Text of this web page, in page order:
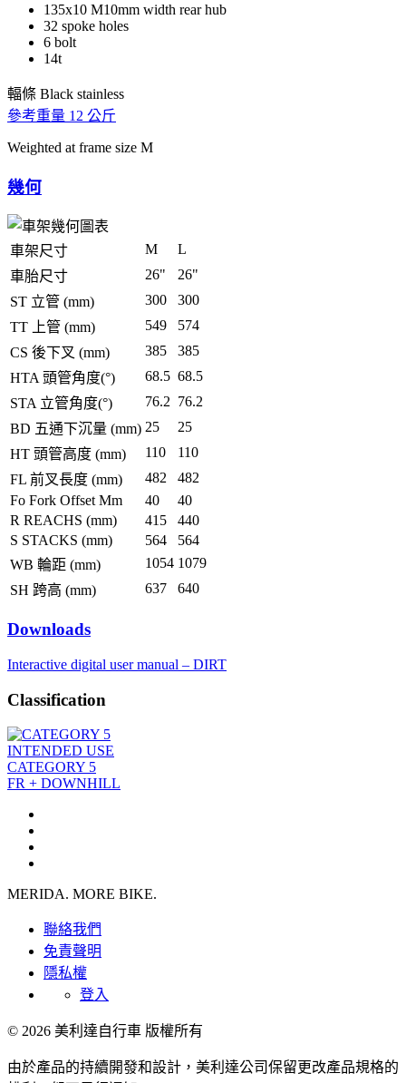
135x10 M10mm width rear hub
32 spoke holes
6 bolt
14t
輻條 Black stainless
參考重量 12 公斤
Weighted at frame size M
幾何
車架尺寸 M
L
車胎尺寸
26"
26"
ST 立管 (mm)
300
300
TT 上管 (mm)
549
574
CS 後下叉 (mm)
385
385
HTA 頭管角度(°)
68.5 68.5
STA 立管角度(°)
76.2 76.2
BD 五通下沉量 (mm) 25
25
HT 頭管高度 (mm)
110
110
FL 前叉長度 (mm)
482
482
Fo Fork Offset Mm
40
40
R REACHS (mm)
415
440
S STACKS (mm)
564
564
WB 輪距 (mm)
1054 1079
SH 跨高 (mm)
637 640
Downloads
Interactive digital user manual – DIRT
Classification
INTENDED USE
CATEGORY 5
FR + DOWNHILL
MERIDA. MORE BIKE.
聯絡我們
免責聲明
隱私權
登入
© 2026 美利達自行車 版權所有
由於產品的持續開發和設計，美利達公司保留更改產品規格的